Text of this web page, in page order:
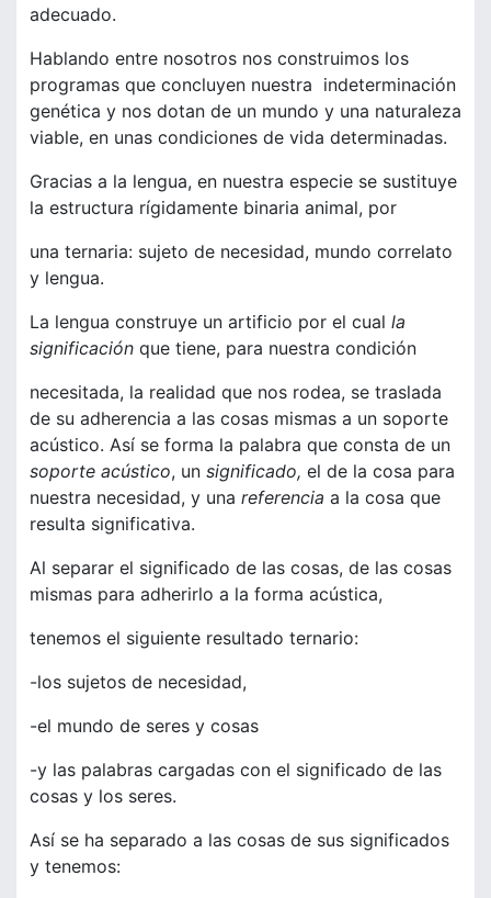
adecuado.
Hablando entre nosotros nos construimos los
programas que concluyen nuestra indeterminación
genética y nos dotan de un mundo y una naturaleza
viable, en unas condiciones de vida determinadas.
Gracias a la lengua, en nuestra especie se sustituye
la estructura rígidamente binaria animal, por
una ternaria: sujeto de necesidad, mundo correlato
y lengua.
La lengua construye un artificio por el cual la
significación que tiene, para nuestra condición
necesitada, la realidad que nos rodea, se traslada
de su adherencia a las cosas mismas a un soporte
acústico. Así se forma la palabra que consta de un
soporte acústico, un significado, el de la cosa para
nuestra necesidad, y una referencia a la cosa que
resulta significativa.
Al separar el significado de las cosas, de las cosas
mismas para adherirlo a la forma acústica,
tenemos el siguiente resultado ternario:
-los sujetos de necesidad,
-el mundo de seres y cosas
-y las palabras cargadas con el significado de las
cosas y los seres.
Así se ha separado a las cosas de sus significados
y tenemos: